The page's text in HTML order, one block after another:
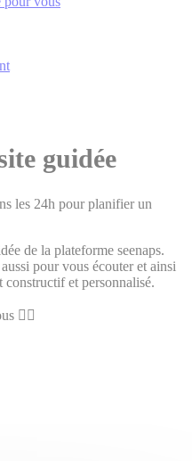
guidée
les 24h pour planifier un
de la plateforme seenaps.
pour vous écouter et ainsi
et personnalisé.
👉🏻